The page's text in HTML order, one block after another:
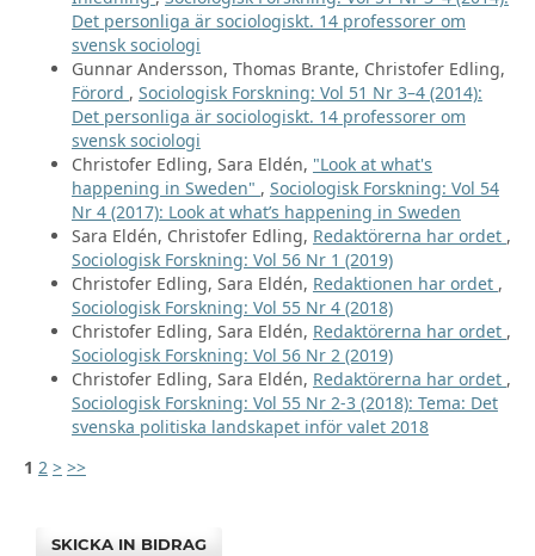
Det personliga är sociologiskt. 14 professorer om
svensk sociologi
Gunnar Andersson, Thomas Brante, Christofer Edling,
Förord , Sociologisk Forskning: Vol 51 Nr 3–4 (2014):
Det personliga är sociologiskt. 14 professorer om
svensk sociologi
Christofer Edling, Sara Eldén, "Look at what's
happening in Sweden" , Sociologisk Forskning: Vol 54
Nr 4 (2017): Look at what’s happening in Sweden
Sara Eldén, Christofer Edling, Redaktörerna har ordet ,
Sociologisk Forskning: Vol 56 Nr 1 (2019)
Christofer Edling, Sara Eldén, Redaktionen har ordet ,
Sociologisk Forskning: Vol 55 Nr 4 (2018)
Christofer Edling, Sara Eldén, Redaktörerna har ordet ,
Sociologisk Forskning: Vol 56 Nr 2 (2019)
Christofer Edling, Sara Eldén, Redaktörerna har ordet ,
Sociologisk Forskning: Vol 55 Nr 2-3 (2018): Tema: Det
svenska politiska landskapet inför valet 2018
1 2 > >>
SKICKA IN BIDRAG